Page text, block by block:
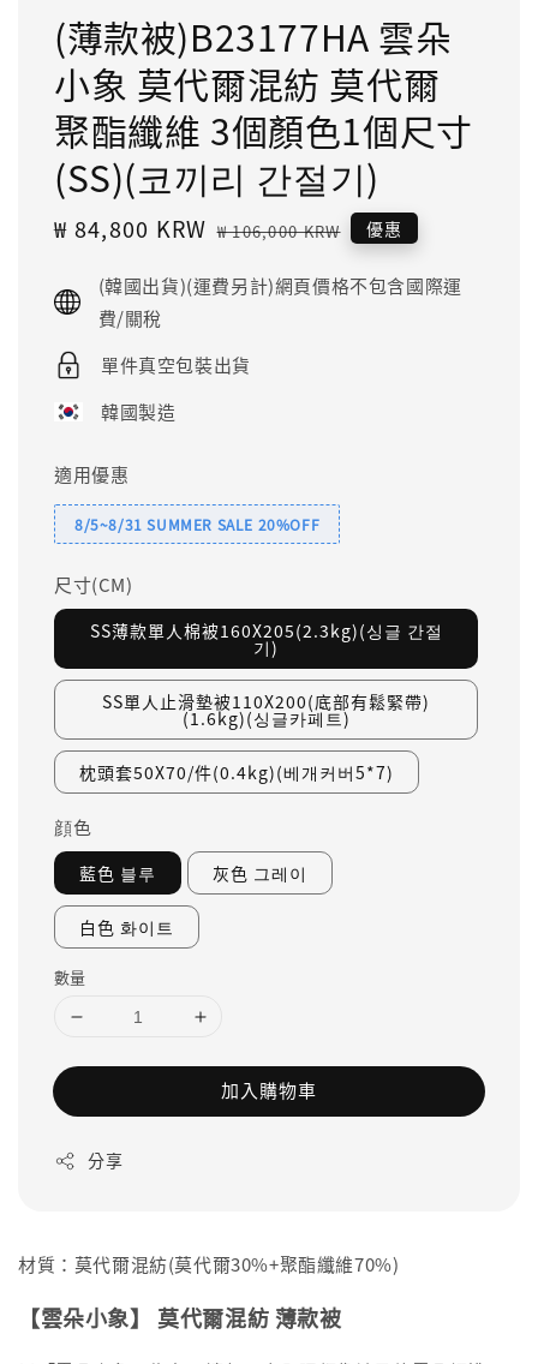
(薄款被)B23177HA 雲朵
小象 莫代爾混紡 莫代爾
聚酯纖維 3個顏色1個尺寸
(SS)(코끼리 간절기)
Sale
₩ 84,800 KRW Regular
₩ 106,000 KRW 優惠
(韓國出貨)(運費另計)網頁價格不包含國際運
費/關稅
單件真空包裝出貨
韓國製造
適用優惠
8/5~8/31 SUMMER SALE 20%OFF
尺寸(CM)
SS薄款單人棉被160X205(2.3kg)(싱글 간절
기)
SS單人止滑墊被110X200(底部有鬆緊帶)
(1.6kg)(싱글카페트)
枕頭套50X70/件(0.4kg)(베개커버5*7)
顔色
藍色 블루 灰色 그레이
白色 화이트
數量
加入購物車
分享
材質：莫代爾混紡(莫代爾30%+聚酯纖維70%)
【雲朵小象】 莫代爾混紡 薄款被